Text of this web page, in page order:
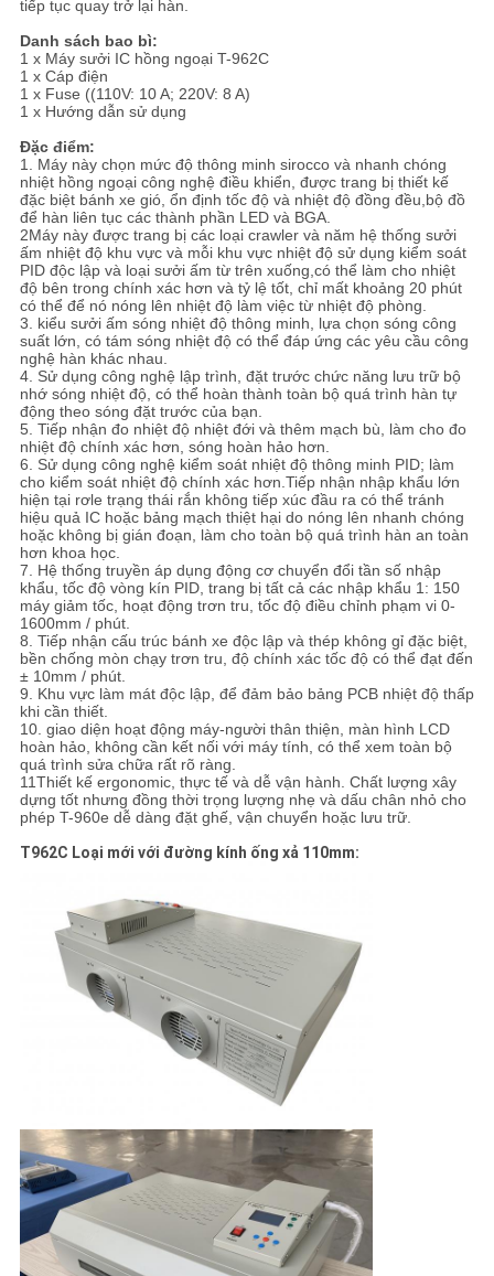
tiếp tục quay trở lại hàn.
Danh sách bao bì:
1 x Máy sưởi IC hồng ngoại T-962C
1 x Cáp điện
1 x Fuse ((110V: 10 A; 220V: 8 A)
1 x Hướng dẫn sử dụng
Đặc điểm:
1. Máy này chọn mức độ thông minh sirocco và nhanh chóng
nhiệt hồng ngoại công nghệ điều khiển, được trang bị thiết kế
đặc biệt bánh xe gió, ổn định tốc độ và nhiệt độ đồng đều,bộ đồ
để hàn liên tục các thành phần LED và BGA.
2Máy này được trang bị các loại crawler và năm hệ thống sưởi
ấm nhiệt độ khu vực và mỗi khu vực nhiệt độ sử dụng kiểm soát
PID độc lập và loại sưởi ấm từ trên xuống,có thể làm cho nhiệt
độ bên trong chính xác hơn và tỷ lệ tốt, chỉ mất khoảng 20 phút
có thể để nó nóng lên nhiệt độ làm việc từ nhiệt độ phòng.
3. kiểu sưởi ấm sóng nhiệt độ thông minh, lựa chọn sóng công
suất lớn, có tám sóng nhiệt độ có thể đáp ứng các yêu cầu công
nghệ hàn khác nhau.
4. Sử dụng công nghệ lập trình, đặt trước chức năng lưu trữ bộ
nhớ sóng nhiệt độ, có thể hoàn thành toàn bộ quá trình hàn tự
động theo sóng đặt trước của bạn.
5. Tiếp nhận đo nhiệt độ nhiệt đới và thêm mạch bù, làm cho đo
nhiệt độ chính xác hơn, sóng hoàn hảo hơn.
6. Sử dụng công nghệ kiểm soát nhiệt độ thông minh PID; làm
cho kiểm soát nhiệt độ chính xác hơn.Tiếp nhận nhập khẩu lớn
hiện tại rơle trạng thái rắn không tiếp xúc đầu ra có thể tránh
hiệu quả IC hoặc bảng mạch thiệt hại do nóng lên nhanh chóng
hoặc không bị gián đoạn, làm cho toàn bộ quá trình hàn an toàn
hơn khoa học.
7. Hệ thống truyền áp dụng động cơ chuyển đổi tần số nhập
khẩu, tốc độ vòng kín PID, trang bị tất cả các nhập khẩu 1: 150
máy giảm tốc, hoạt động trơn tru, tốc độ điều chỉnh phạm vi 0-
1600mm / phút.
8. Tiếp nhận cấu trúc bánh xe độc lập và thép không gỉ đặc biệt,
bền chống mòn chạy trơn tru, độ chính xác tốc độ có thể đạt đến
± 10mm / phút.
9. Khu vực làm mát độc lập, để đảm bảo bảng PCB nhiệt độ thấp
khi cần thiết.
10. giao diện hoạt động máy-người thân thiện, màn hình LCD
hoàn hảo, không cần kết nối với máy tính, có thể xem toàn bộ
quá trình sửa chữa rất rõ ràng.
11Thiết kế ergonomic, thực tế và dễ vận hành. Chất lượng xây
dựng tốt nhưng đồng thời trọng lượng nhẹ và dấu chân nhỏ cho
phép T-960e dễ dàng đặt ghế, vận chuyển hoặc lưu trữ.
T962C Loại mới với đường kính ống xả 110mm: